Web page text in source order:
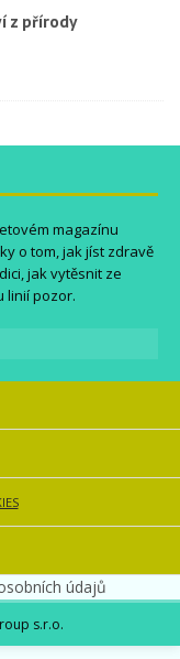
z přírody
magazínu
o tom, jak jíst zdravě
jak vytěsnit ze
linií pozor.
údajů
s.r.o.